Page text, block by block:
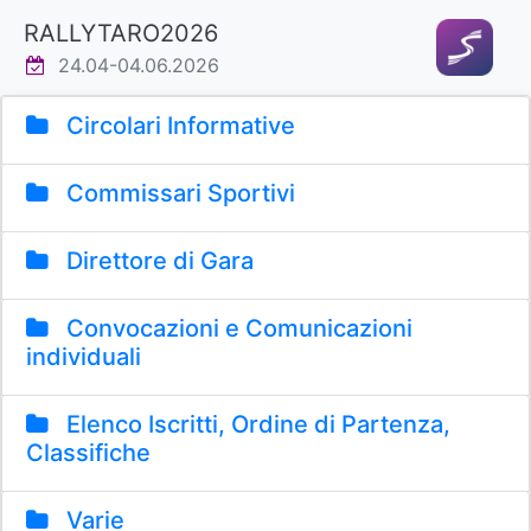
RALLYTARO2026
24.04-04.06.2026
Circolari Informative
Commissari Sportivi
Direttore di Gara
Convocazioni e Comunicazioni
individuali
Elenco Iscritti, Ordine di Partenza,
Classifiche
Varie